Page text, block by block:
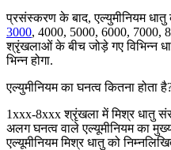
प्रसंस्करण के बाद, एल्युमीनियम धातु
3000, 4000, 5000, 6000, 7000,
श्रृंखलाओं के बीच जोड़े गए विभिन्न
भिन्न होगा.
एल्युमीनियम का घनत्व कितना होता
1xxx-8xxx श्रृंखला में मिश्र धातु
अलग घनत्व वाले एल्यूमीनियम का
एल्यूमीनियम मिश्र धातु को